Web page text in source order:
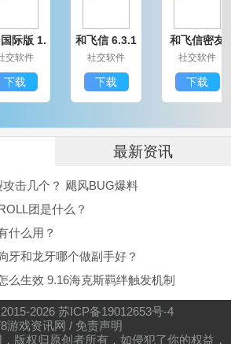
肤，支持根据输入速度动态调
用“符号表情”
际版 1.
交软件
下载
和飞信 6.3.1
200
社交软件
下载
和飞信密友
圈版 6.3.120
社交软件
下载
最新资讯
击几个？ 飓风BUG爆料
团是什么？
什么用？
牙和龙牙哪个做副手好？
么生效 9.16海克斯羁绊触发机制
2026 苏ICP备19012653号-4
游戏资讯网 / 免责声明
版权归原创者所有，如侵犯了你的权益，